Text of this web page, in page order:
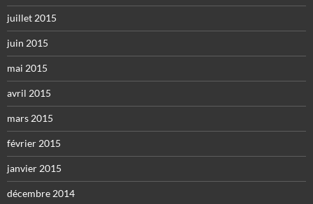
juillet 2015
juin 2015
mai 2015
avril 2015
mars 2015
février 2015
janvier 2015
décembre 2014